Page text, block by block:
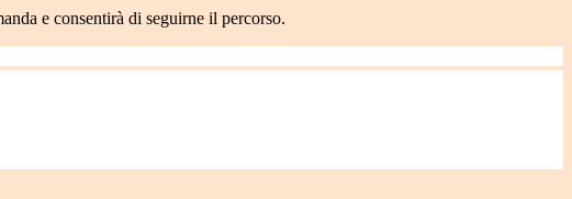
e consentirà di seguirne il percorso.